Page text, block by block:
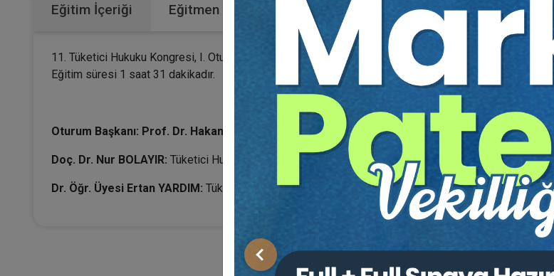
Önceki
Eğitim İçeriği Eğitmen
11. Tüketici Hukuku Kongresi, I. Oturumunun video kaydıdır.
Eğitim süresi 1 saat 31 dakikadır.
Oturum Başkanı: Prof. Dr. Hakan PEKCANITEZ
Doç. Dr. Nur BOLAYIR: Tüketici Hukuku Uyuşmazlıklarında Zorunlu Arabuluculuk
Dr. Öğr. Üyesi Ertan YARDIM: Tüketici Mahkemelerine Erişimde Maddi Sınırlandırmalar